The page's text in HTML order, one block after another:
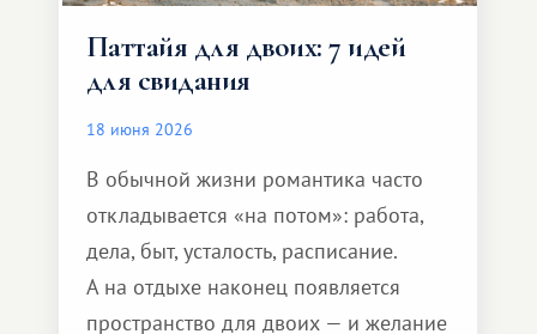
Паттайя для двоих: 7 идей
для свидания
18 июня 2026
В обычной жизни романтика часто
откладывается «на потом»: работа,
дела, быт, усталость, расписание.
А на отдыхе наконец появляется
пространство для двоих — и желание